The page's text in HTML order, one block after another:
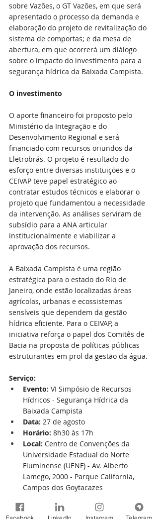
sobre Vazões, o GT Vazões, em que será
apresentado o processo da demanda e
elaboração do projeto de revitalização do
sistema de comportas; e da mesa de
abertura, em que ocorrerá um diálogo
sobre o impacto do investimento para a
segurança hídrica da Baixada Campista.
O investimento
O aporte financeiro foi proposto pelo
Ministério da Integração e do
Desenvolvimento Regional e será
financiado com recursos oriundos da
Eletrobrás. O projeto é resultado do
esforço entre diversas instituições e o
CEIVAP teve papel estratégico ao
contratar estudos técnicos e elaborar o
projeto que fundamentou a necessidade
da intervenção. As análises serviram de
subsídio para a ANA articular
institucionalmente e viabilizar a
aprovação dos recursos.
A Baixada Campista é uma região
estratégica para o estado do Rio de
Janeiro, onde estão localizadas áreas
agrícolas, urbanas e ecossistemas
sensíveis que dependem da gestão
hídrica eficiente. Para o CEIVAP, a
iniciativa reforça o papel dos Comitês de
Bacia na proposta de políticas públicas
estruturantes em prol da gestão da água.
Serviço:
Evento: VI Simpósio de Recursos
Hídricos - Segurança Hídrica da
Baixada Campista
Data: 27 de agosto
Horário: 8h30 às 17h
Local: Centro de Convenções da
Universidade Estadual do Norte
Fluminense (UENF) - Av. Alberto
Lamego, 2000 - Parque California,
Campos dos Goytacazes
Facebook LinkedIn Instagram Telegram